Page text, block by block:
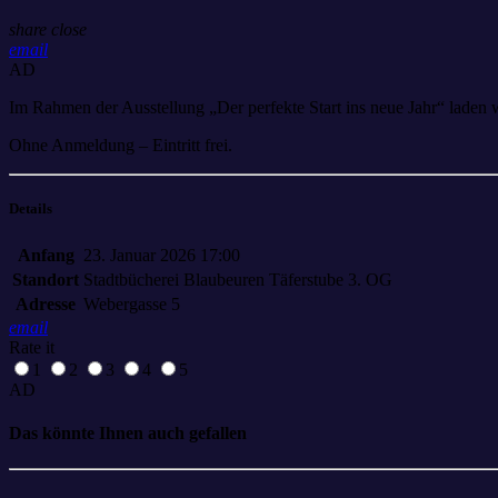
share close
email
AD
Im Rahmen der Ausstellung „Der perfekte Start ins neue Jahr“
Ohne Anmeldung – Eintritt frei.
Details
Anfang 23. Januar 2026 17:00
Standort Stadtbücherei Blaubeuren Täferstube 3. OG
Adresse Webergasse 5
email
Rate it
1
2 3 4
5
AD
Das könnte Ihnen auch gefallen